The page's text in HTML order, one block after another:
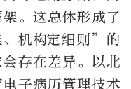
。这总体形成了
、机构定细则”的
存在差异。以北
子病历管理技术